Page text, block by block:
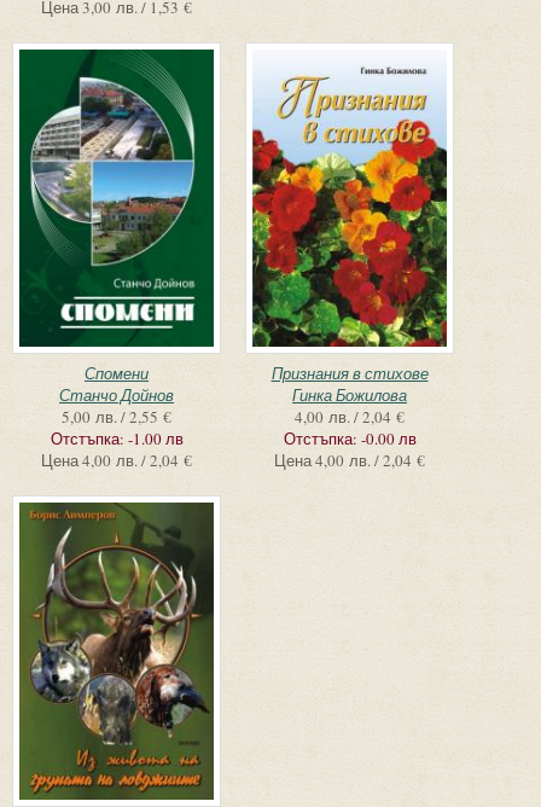
Цена3,00 лв. / 1,53 €
Спомени
Станчо Дойнов
5,00 лв. / 2,55 €
Отстъпка: -1.00 лв
Цена4,00 лв. / 2,04 €
Признания в стихове
Гинка Божилова
4,00 лв. / 2,04 €
Отстъпка: -0.00 лв
Цена4,00 лв. / 2,04 €